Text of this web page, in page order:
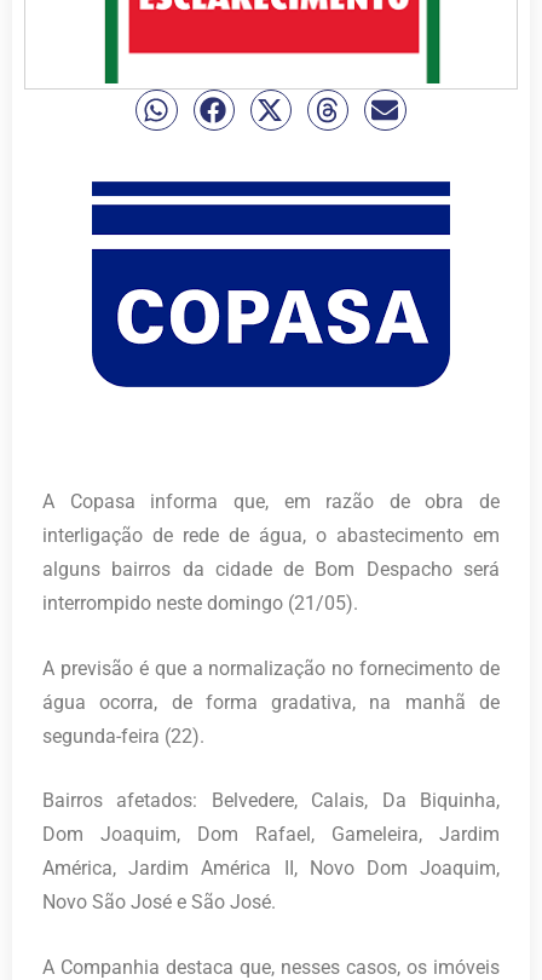
A Copasa informa que, em razão de obra de
interligação de rede de água, o abastecimento em
alguns bairros da cidade de Bom Despacho será
interrompido neste domingo (21/05).
A previsão é que a normalização no fornecimento de
água ocorra, de forma gradativa, na manhã de
segunda-feira (22).
Bairros afetados: Belvedere, Calais, Da Biquinha,
Dom Joaquim, Dom Rafael, Gameleira, Jardim
América, Jardim América II, Novo Dom Joaquim,
Novo São José e São José.
A Companhia destaca que, nesses casos, os imóveis